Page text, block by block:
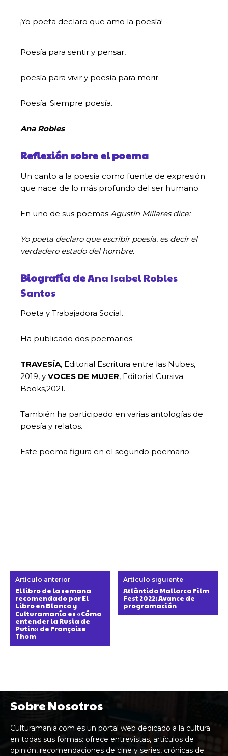
¡Yo poeta declaro que amo la poesía!
Poesía para sentir y pensar,
poesía para vivir y poesía para morir.
Poesía. Siempre poesía.
Ana Robles
Reflexión sobre el poema
Un canto a la poesía como fuente de expresión
que nace de lo más profundo del ser humano.
En uno de sus poemas Agustín Millares dice:
Yo poeta declaro que escribir poesía, es decir el
verdadero estado del hombre.
BiografíadeAna Isabel Robles
Santos
Poeta y Trabajadora Social.
Ha publicado dos poemarios:
TRAVESÍA, Editorial Escritura entre las Nubes,
2019, y VOCES DE MUJER, Editorial Cursiva
Books,2021.
También ha participado en varias antologías de
poesía y relatos.
Este poema figura en el segundo poemario.
Artículo anterior
El libro de la semana
recomendado por El
Libro en Blanco y
Culturamanía es «Cómo
entender la Rusia de
Putin» de Françoise
Thom
Artículo siguiente
Atlàntida Mallorca Film
Fest 2022: Avance de
programación
Sobre Nosotros
Culturamania.com es un portal web dedicado a la cultura
en todas sus formas: ofrece entrevistas, artículos de
opinión, recomendaciones de cine y series, crónicas de